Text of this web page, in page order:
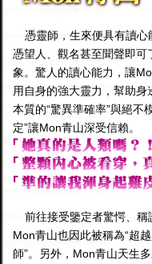
憑靈師，生來便具有讀
憑望人、觀名甚至聞聲即可
象。驚人的讀心能力，讓
用自身的強大靈力，幫助身
本質的“驚異準確率”與絕不
定”讓Mon青山深受信賴。
前往接受鑒定者驚愕、稱
Mon青山也因此被稱為“超
師”。另外，Mon青山天生